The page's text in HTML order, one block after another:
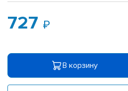
727
В корзину